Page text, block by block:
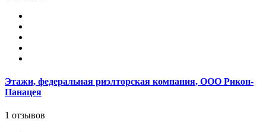
Этажи, федеральная риэлторская компания, ООО Рикон-
Панацея
1 отзывов